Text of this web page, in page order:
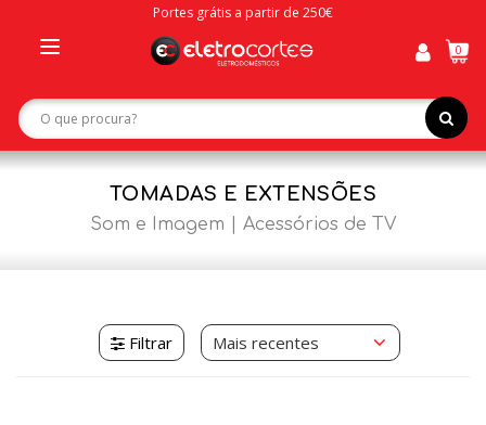
Portes grátis a partir de 250€
navigation
0
TOMADAS E EXTENSÕES
Som e Imagem Acessórios de TV
Filtrar